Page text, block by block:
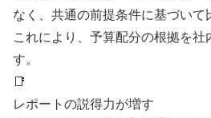
なく、共通の前提条件に基づいて
これにより、予算配分の根拠を社
す。
📑
レポートの説得力が増す